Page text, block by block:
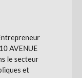
AVENUE
le secteur
et